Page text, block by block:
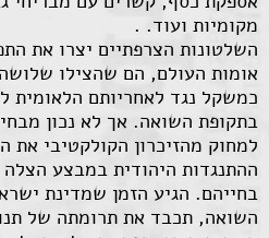
מקומיות ועוד. .
השלטונות הצרפתיים יצרו את
אומות העולם, הם שהצילו
כמשקל נגד לאחריותם הלאומית
בתקופת השואה. אך לא נכון
למחוק מהזיכרון הקולקטיבי
ההתנגדות היהודית במבצע
בחייהם. הגיע הזמן שמדינת
השואה, תכבד את תרומתה של